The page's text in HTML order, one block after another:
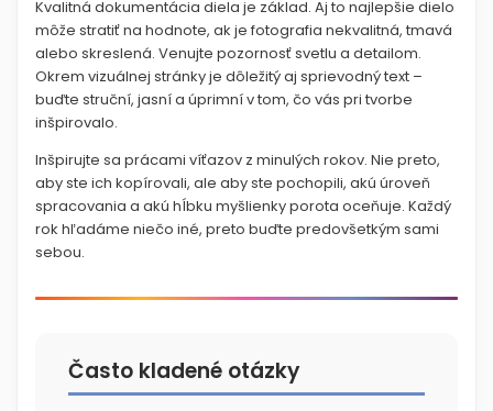
Kvalitná dokumentácia diela je základ. Aj to najlepšie dielo
môže stratiť na hodnote, ak je fotografia nekvalitná, tmavá
alebo skreslená. Venujte pozornosť svetlu a detailom.
Okrem vizuálnej stránky je dôležitý aj sprievodný text –
buďte struční, jasní a úprimní v tom, čo vás pri tvorbe
inšpirovalo.
Inšpirujte sa prácami víťazov z minulých rokov. Nie preto,
aby ste ich kopírovali, ale aby ste pochopili, akú úroveň
spracovania a akú hĺbku myšlienky porota oceňuje. Každý
rok hľadáme niečo iné, preto buďte predovšetkým sami
sebou.
Často kladené otázky